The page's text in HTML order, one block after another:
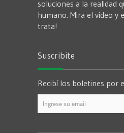
soluciones a la realidad
humano. Mira el video y
trata!
Suscribite
Recibí los boletines por